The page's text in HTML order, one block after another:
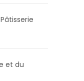
et du